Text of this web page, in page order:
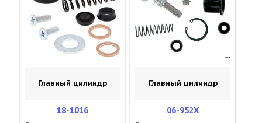
Главный цилиндр
18-1016
Главный цилиндр
06-952X